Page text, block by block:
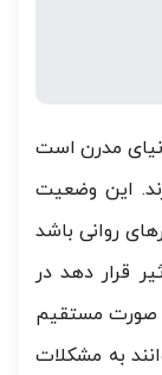
مدرن است
این وضعیت
روانی باشد
قرار دهد در
صورت مستقیم
به مشکلات